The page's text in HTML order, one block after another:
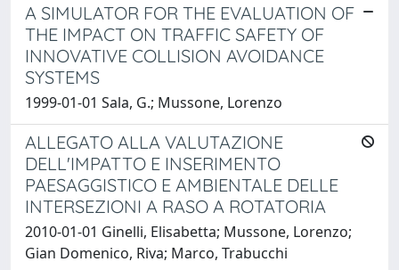
A SIMULATOR FOR THE EVALUATION OF
THE IMPACT ON TRAFFIC SAFETY OF
INNOVATIVE COLLISION AVOIDANCE
SYSTEMS
1999-01-01 Sala, G.; Mussone, Lorenzo
ALLEGATO ALLA VALUTAZIONE
DELL'IMPATTO E INSERIMENTO
PAESAGGISTICO E AMBIENTALE DELLE
INTERSEZIONI A RASO A ROTATORIA
2010-01-01 Ginelli, Elisabetta; Mussone, Lorenzo;
Gian Domenico, Riva; Marco, Trabucchi